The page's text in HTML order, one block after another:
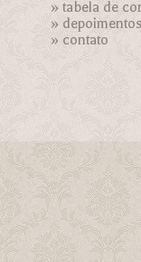
»tabela de
»depoimentos
»contato